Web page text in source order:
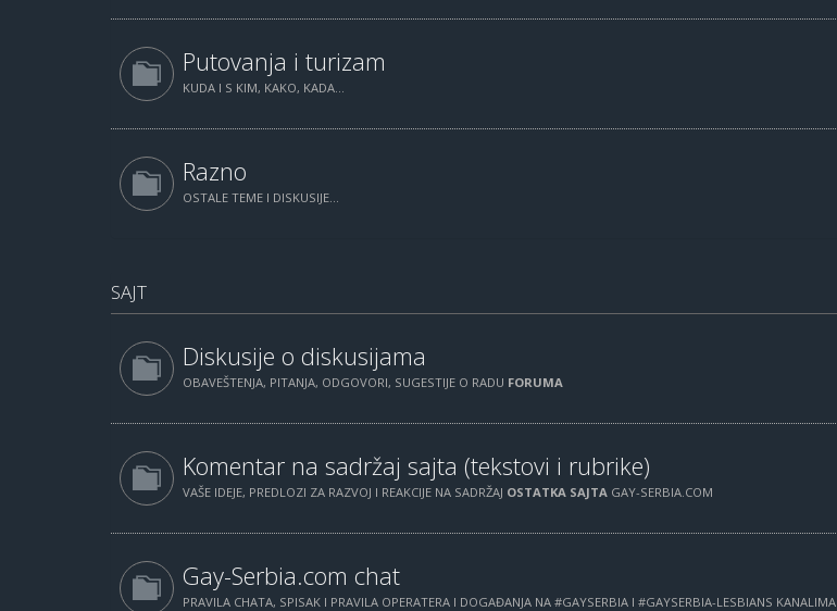
Putovanja i turizam
KUDA I S KIM, KAKO, KADA...
Razno
OSTALE TEME I DISKUSIJE...
SAJT
Diskusije o diskusijama
OBAVEŠTENJA, PITANJA, ODGOVORI, SUGESTIJE O RADU FORUMA
Komentar na sadržaj sajta (tekstovi i rubrike)
VAŠE IDEJE, PREDLOZI ZA RAZVOJ I REAKCIJE NA SADRŽAJ OSTATKA SAJTA GAY-SERBIA.COM
Gay-Serbia.com chat
PRAVILA CHATA, SPISAK I PRAVILA OPERATERA I DOGAĐANJA NA #GAYSERBIA I #GAYSERBIA-LESBIANS KANALIMA